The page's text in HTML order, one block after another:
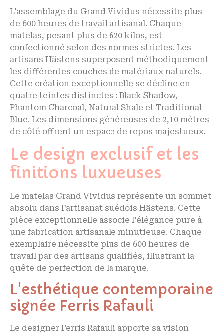
L'assemblage du Grand Vividus nécessite plus
de 600 heures de travail artisanal. Chaque
matelas, pesant plus de 620 kilos, est
confectionné selon des normes strictes. Les
artisans Hästens superposent méthodiquement
les différentes couches de matériaux naturels.
Cette création exceptionnelle se décline en
quatre teintes distinctes : Black Shadow,
Phantom Charcoal, Natural Shale et Traditional
Blue. Les dimensions généreuses de 2,10 mètres
de côté offrent un espace de repos majestueux.
Le design exclusif et les
finitions luxueuses
Le matelas Grand Vividus représente un sommet
absolu dans l'artisanat suédois Hästens. Cette
pièce exceptionnelle associe l'élégance pure à
une fabrication artisanale minutieuse. Chaque
exemplaire nécessite plus de 600 heures de
travail par des artisans qualifiés, illustrant la
quête de perfection de la marque.
L'esthétique contemporaine
signée Ferris Rafauli
Le designer Ferris Rafauli apporte sa vision